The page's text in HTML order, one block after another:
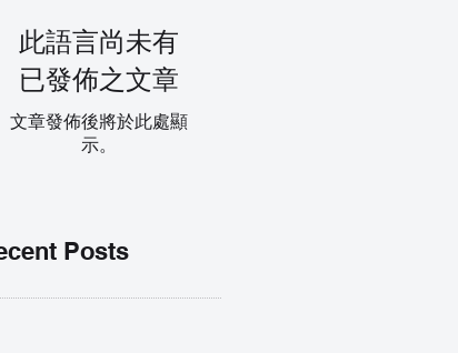
此語言尚未有
已發佈之文章
文章發佈後將於此處顯
示。
Posts